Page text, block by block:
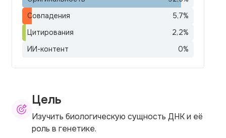
Совпадения
5,7%
Цитирования
2,2%
ИИ-контент
0%
Цель
Изучить биологическую сущность ДНК и её
роль в генетике.